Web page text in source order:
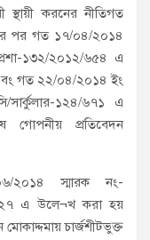
করনের নীতিগত
এর পর গত ১৭/০৪/২০১৪
১৩২/২০১২/৬৫৪ এ
গত ২২/০৪/২০১৪ ইং
সার্কুলার-১২৪/৬৭১ এ
গোপনীয় প্রতিবেদন
২০১৪ স্মারক নং-
এ উলে¬খ করা হয়
চার্জশীটভুক্ত